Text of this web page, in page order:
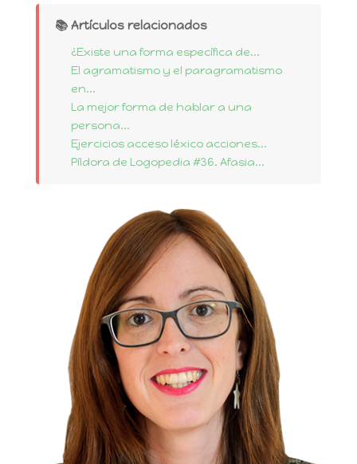
📚 Artículos relacionados
¿Existe una forma específica de...
El agramatismo y el paragramatismo
en...
La mejor forma de hablar a una
persona...
Ejercicios acceso léxico acciones...
Píldora de Logopedia #36. Afasia...